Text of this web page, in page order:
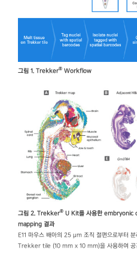
그림 1. Trekker® Workflow
그림 2. Trekker® U Kit를 사용한 embryonic
mapping 결과
E11 마우스 배아의 25 μm 조직 절편으로부터
Trekker tile (10 mm x 10 mm)을 사용하여 공